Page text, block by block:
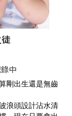
中
剛出生還是無齒
浪頭設計沾水清